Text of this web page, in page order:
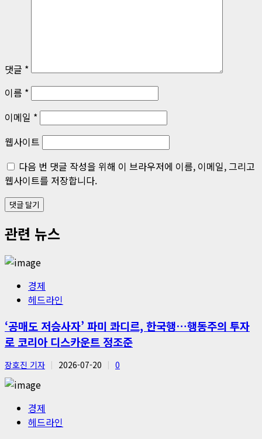
댓글 *
이름 *
이메일 *
웹사이트
다음 번 댓글 작성을 위해 이 브라우저에 이름, 이메일, 그리고
웹사이트를 저장합니다.
관련 뉴스
경제
헤드라인
‘공매도 저승사자’ 파미 콰디르, 한국행…행동주의 투자
로 코리아 디스카운트 정조준
장호진 기자 2026-07-20 0
경제
헤드라인